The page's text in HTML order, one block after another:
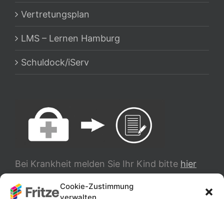
Cookie-Zustimmung
Vertretungsplan
LMS – Lernen Hamburg
Schuldock/iServ
Bei Krankheit melden Sie Ihr Kind bitte hier